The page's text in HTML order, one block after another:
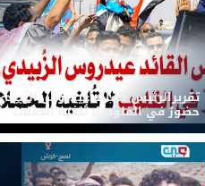
تقريرالرئيس القائد عيدروس
حضورٌ في القلوب لا تُلغيه الحملات